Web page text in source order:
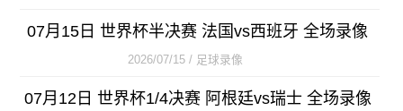
07月15日 世界杯半决赛 法国vs西班牙 全场录像
2026/07/15 / 足球录像
07月12日 世界杯1/4决赛 阿根廷vs瑞士 全场录像